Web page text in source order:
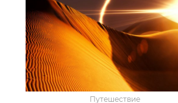
Путешествие